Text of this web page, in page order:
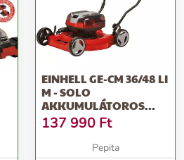
EINHELL GE-CM 36/48 LI
M - SOLO
AKKUMULÁTOROS
FŰNYÍRÓ (AKKU ÉS
TÖ...
137 990 Ft
Pepita